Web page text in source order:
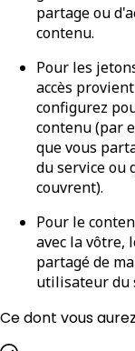
partage ou
contenu.
Pour les
accès
configurez
contenu (par
que vous
du service ou
couvrent).
Pour le
avec la vôtre,
partagé de
utilisateur du
Ce dont vous